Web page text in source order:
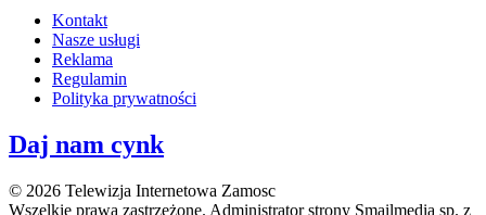
Kontakt
Nasze usługi
Reklama
Regulamin
Polityka prywatności
Daj nam cynk
© 2026 Telewizja Internetowa Zamosc
Wszelkie prawa zastrzeżone. Administrator strony Smailmedia sp. z